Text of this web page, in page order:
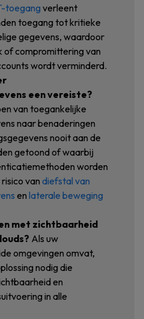
toegang verleent
toegang tot kritieke
gegevens, waardoor
of compromittering van
wordt verminderd.
een vereiste?
van toegankelijke
naar benaderingen
nooit aan de
getoond of waarbij
worden
van diefstal van
en laterale beweging
met zichtbaarheid
Als uw
omgevingen omvat,
nodig die
en
in alle